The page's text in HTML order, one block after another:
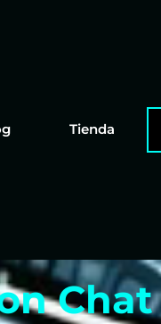
Tienda
Chat